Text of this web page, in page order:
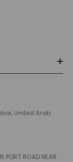
United Arab
ROAD NEAR